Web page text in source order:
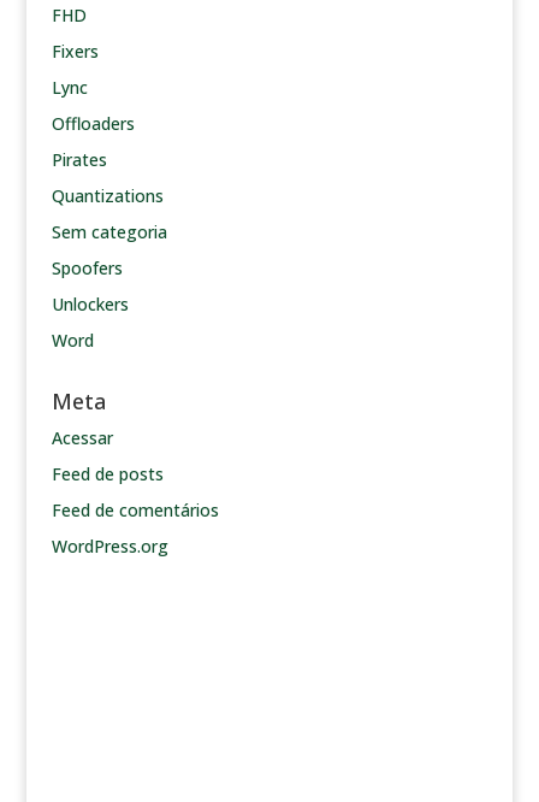
FHD
Fixers
Lync
Offloaders
Pirates
Quantizations
Sem categoria
Spoofers
Unlockers
Word
Meta
Acessar
Feed de posts
Feed de comentários
WordPress.org